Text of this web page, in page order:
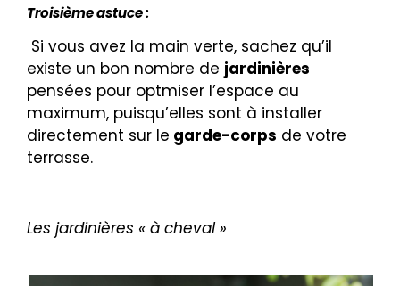
Troisième astuce :
Si vous avez la main verte, sachez qu’il
existe un bon nombre de jardinières
pensées pour optmiser l’espace au
maximum, puisqu’elles sont à installer
directement sur le garde-corps de votre
terrasse.
Les jardinières « à cheval »